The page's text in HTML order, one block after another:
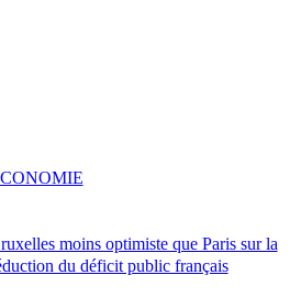
moins optimiste que Paris sur la
du déficit public français